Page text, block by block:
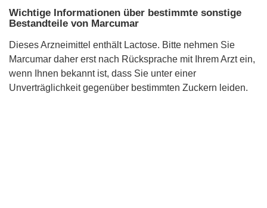
Wichtige Informationen über bestimmte sonstige
Bestandteile von Marcumar
Dieses Arzneimittel enthält Lactose. Bitte nehmen Sie
Marcumar daher erst nach Rücksprache mit Ihrem Arzt ein,
wenn Ihnen bekannt ist, dass Sie unter einer
Unverträglichkeit gegenüber bestimmten Zuckern leiden.